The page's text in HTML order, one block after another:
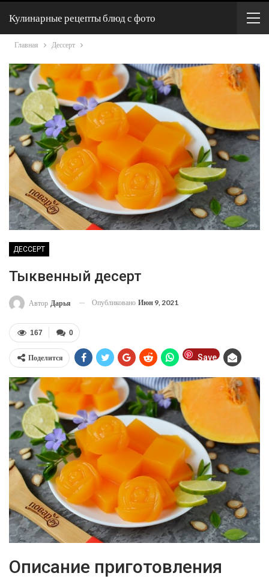
Кулинарные рецепты блюд с фото
Главная Дессерт
ДЕССЕРТ
Тыквенный десерт
Автор Дарья Опубликовано Июн 9, 2021
0
167
Поделится Save
Описание приготовления